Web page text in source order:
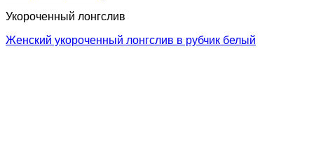
Укороченный лонгслив
Женский укороченный лонгслив в рубчик белый